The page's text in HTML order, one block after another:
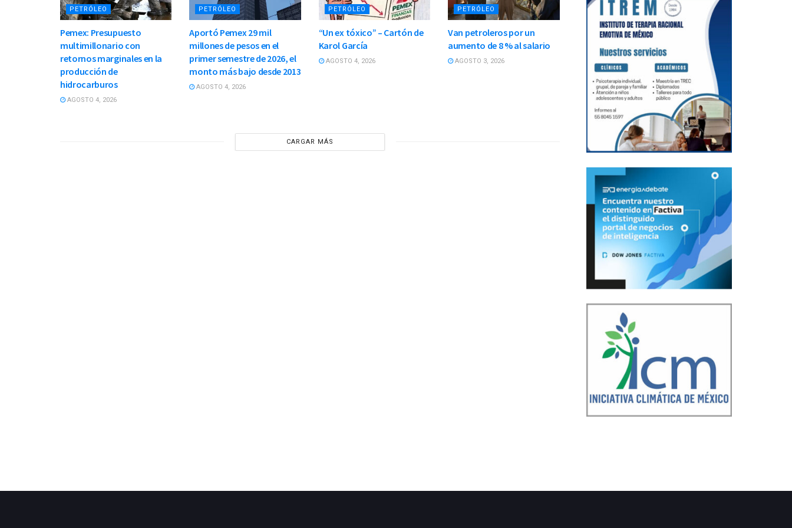
PETRÓLEO
Pemex: Presupuesto
multimillonario con
retornos marginales en la
producción de
hidrocarburos
AGOSTO 4, 2026
PETRÓLEO
Aportó Pemex 29 mil
millones de pesos en el
primer semestre de 2026, el
monto más bajo desde 2013
AGOSTO 4, 2026
PETRÓLEO
“Un ex tóxico” – Cartón de
Karol García
AGOSTO 4, 2026
PETRÓLEO
Van petroleros por un
aumento de 8 % al salario
AGOSTO 3, 2026
CARGAR MÁS